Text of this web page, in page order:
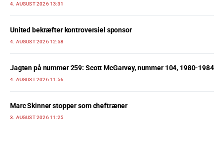
4. AUGUST 2026 13:31
United bekræfter kontroversiel sponsor
4. AUGUST 2026 12:58
Jagten på nummer 259: Scott McGarvey, nummer 104, 1980-1984
4. AUGUST 2026 11:56
Marc Skinner stopper som cheftræner
3. AUGUST 2026 11:25